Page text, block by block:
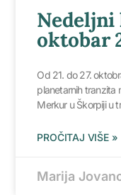
Nedeljni
oktobar
Od 21. do 27.
planetarnih tranzita
Merkur u Škorpiji u
PROČITAJ VIŠE »
Marija